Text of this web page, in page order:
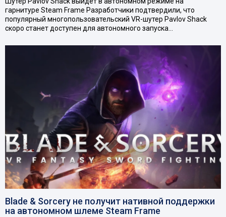
гарнитуре Steam Frame Разработчики подтвердили, что
популярный многопользовательский VR-шутер Pavlov Shack
скоро станет доступен для автономного запуска…
Blade & Sorcery не получит нативной поддержки
на автономном шлеме Steam Frame